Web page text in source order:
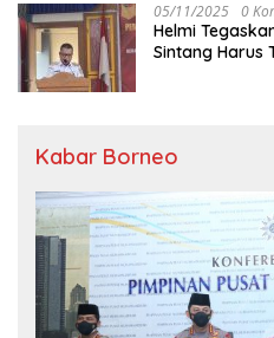
05/11/2025 0
Helmi
Sintang Harus
Kabar Borneo